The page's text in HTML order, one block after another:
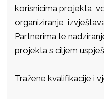
korisnicima projekta,
organiziranje,
Partnerima te
projekta s ciljem
Tražene kvalifikacije i